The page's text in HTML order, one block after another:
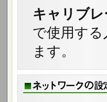
キャリブ
で使用す
ます。